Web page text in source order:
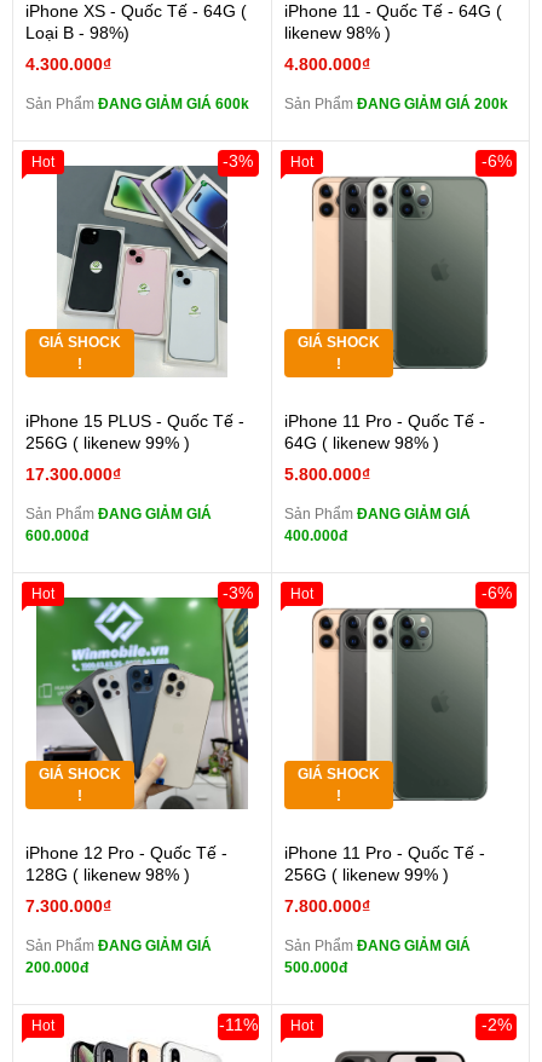
iPhone XS - Quốc Tế - 64G (
Loại B - 98%)
4.300.000₫
Sản Phẩm ĐANG GIẢM GIÁ 600k
iPhone 11 - Quốc Tế - 64G (
likenew 98% )
4.800.000₫
Sản Phẩm ĐANG GIẢM GIÁ 200k
GIÁ SHOCK
!
iPhone 15 PLUS - Quốc Tế -
256G ( likenew 99% )
17.300.000₫
-3%
Sản Phẩm ĐANG GIẢM GIÁ
600.000đ
Hot
GIÁ SHOCK
!
iPhone 11 Pro - Quốc Tế -
64G ( likenew 98% )
5.800.000₫
-6%
Sản Phẩm ĐANG GIẢM GIÁ
400.000đ
Hot
GIÁ SHOCK
!
iPhone 12 Pro - Quốc Tế -
128G ( likenew 98% )
7.300.000₫
-3%
Sản Phẩm ĐANG GIẢM GIÁ
200.000đ
Hot
GIÁ SHOCK
!
iPhone 11 Pro - Quốc Tế -
256G ( likenew 99% )
7.800.000₫
-6%
Sản Phẩm ĐANG GIẢM GIÁ
500.000đ
Hot
-11%
Hot -2%
Hot